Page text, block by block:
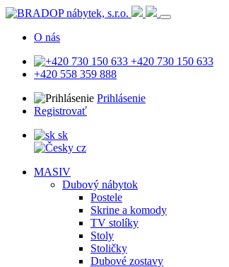
O nás
+420 730 150 633
+420 558 359 888
Prihlásenie
Registrovať
sk
cz
MASIV
Dubový nábytok
Postele
Skrine a komody
TV stolíky
Stoly
Stoličky
Dubové zostavy